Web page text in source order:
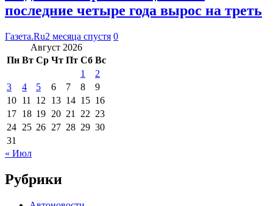
последние четыре года вырос на треть
Газета.Ru2 месяца спустя 0
Август 2026
Пн Вт Ср Чт Пт Сб Вс
1
2
3
4 5 6 7 8
9
10 11 12 13 14 15 16
17 18 19 20 21 22 23
24 25 26 27 28 29 30
31
« Июл
Рубрики